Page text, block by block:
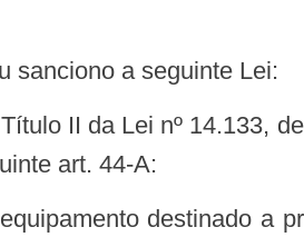
sanciono a seguinte Lei:
art. 44-A: